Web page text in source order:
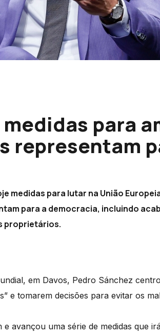
para
representam
medidas para lutar na União
para a democracia, incluindo
proprietários.
em Davos, Pedro Sánchez
e tomarem decisões para evitar os
avançou uma série de medidas que